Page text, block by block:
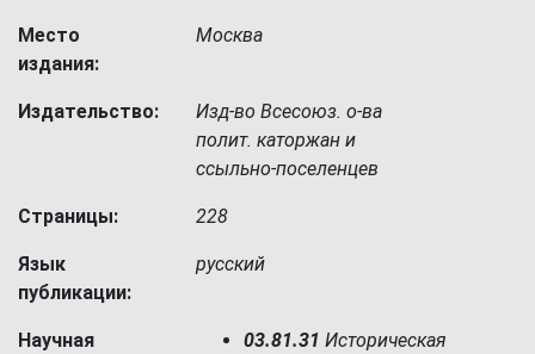
Место
издания:
Москва
Издательство:
Изд-во Всесоюз. о-ва
полит. каторжан и
ссыльно-поселенцев
Страницы: 228
Язык
публикации:
русский
Научная
03.81.31 Историческая